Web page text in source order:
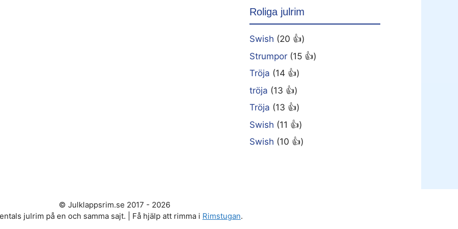
Roliga julrim
Swish (20 👍)
Strumpor (15 👍)
Tröja (14 👍)
tröja (13 👍)
Tröja (13 👍)
Swish (11 👍)
Swish (10 👍)
© Julklappsrim.se 2017 - 2026
julrim på en och samma sajt. | Få hjälp att rimma i Rimstugan.